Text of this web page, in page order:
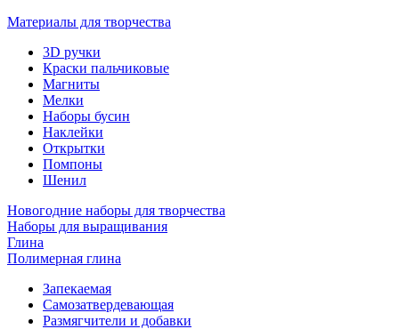
Материалы для творчества
3D ручки
Краски пальчиковые
Магниты
Мелки
Наборы бусин
Наклейки
Открытки
Помпоны
Шенил
Новогодние наборы для творчества
Наборы для выращивания
Глина
Полимерная глина
Запекаемая
Самозатвердевающая
Размягчители и добавки